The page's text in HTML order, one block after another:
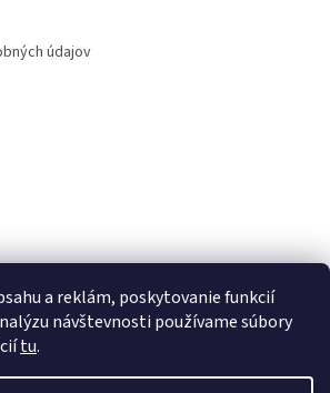
a reklám, poskytovanie funkcií
návštevnosti používame súbory
tu.
údajov